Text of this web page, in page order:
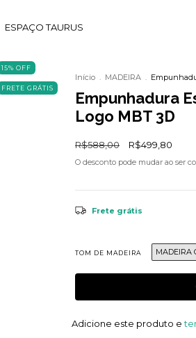
ESPAÇO TAURUS
15% OFF
FRETE GRÁTIS
Início . MADEIRA .
Empunhadura
Logo MBT 3D
R$588,00 R$499,80
O desconto pode mudar ao ser
Frete grátis
TOM DE MADEIRA MADEIRA
Adicione este produto e